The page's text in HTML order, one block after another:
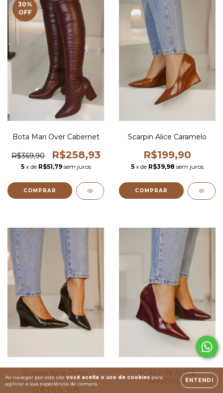
Ao navegar por este site você aceita o uso de cookiespara
agilizar a sua experiência de compra.
ENTENDI
30%
OFF
Bota Mari Over Cabernet
R$369,90 R$258,93
5 x de R$51,79 sem juros
COMPRAR
Scarpin Alice Caramelo
R$199,90
5 x de R$39,98 sem juros
COMPRAR
Scarpin Alice Preto
SCARPIN ALICE
MARSALA